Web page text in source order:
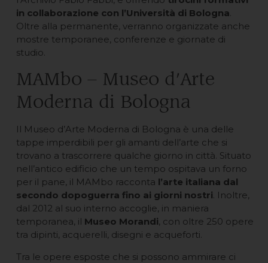
in collaborazione con l’Università di Bologna.
Oltre alla permanente, verranno organizzate anche
mostre temporanee, conferenze e giornate di
studio.
MAMbo – Museo d’Arte
Moderna di Bologna
Il Museo d’Arte Moderna di Bologna è una delle
tappe imperdibili per gli amanti dell’arte che si
trovano a trascorrere qualche giorno in città. Situato
nell’antico edificio che un tempo ospitava un forno
per il pane, il MAMbo racconta l’arte italiana dal
secondo dopoguerra fino ai giorni nostri. Inoltre,
dal 2012 al suo interno accoglie, in maniera
temporanea, il Museo Morandi, con oltre 250 opere
tra dipinti, acquerelli, disegni e acqueforti.
Tra le opere esposte che si possono ammirare ci